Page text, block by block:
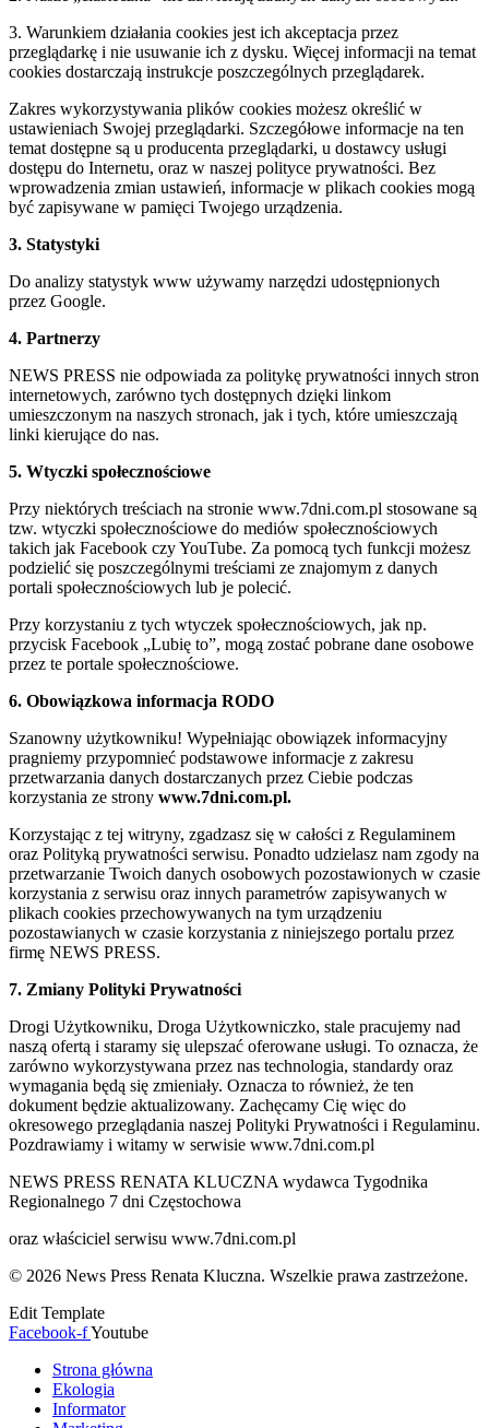
3. Warunkiem działania cookies jest ich akceptacja przez
przeglądarkę i nie usuwanie ich z dysku. Więcej informacji na temat
cookies dostarczają instrukcje poszczególnych przeglądarek.
Zakres wykorzystywania plików cookies możesz określić w
ustawieniach Swojej przeglądarki. Szczegółowe informacje na ten
temat dostępne są u producenta przeglądarki, u dostawcy usługi
dostępu do Internetu, oraz w naszej polityce prywatności. Bez
wprowadzenia zmian ustawień, informacje w plikach cookies mogą
być zapisywane w pamięci Twojego urządzenia.
3. Statystyki
Do analizy statystyk www używamy narzędzi udostępnionych
przez Google.
4. Partnerzy
NEWS PRESS nie odpowiada za politykę prywatności innych stron
internetowych, zarówno tych dostępnych dzięki linkom
umieszczonym na naszych stronach, jak i tych, które umieszczają
linki kierujące do nas.
5. Wtyczki społecznościowe
Przy niektórych treściach na stronie www.7dni.com.pl stosowane są
tzw. wtyczki społecznościowe do mediów społecznościowych
takich jak Facebook czy YouTube. Za pomocą tych funkcji możesz
podzielić się poszczególnymi treściami ze znajomym z danych
portali społecznościowych lub je polecić.
Przy korzystaniu z tych wtyczek społecznościowych, jak np.
przycisk Facebook „Lubię to”, mogą zostać pobrane dane osobowe
przez te portale społecznościowe.
6. Obowiązkowa informacja RODO
Szanowny użytkowniku! Wypełniając obowiązek informacyjny
pragniemy przypomnieć podstawowe informacje z zakresu
przetwarzania danych dostarczanych przez Ciebie podczas
korzystania ze strony www.7dni.com.pl.
Korzystając z tej witryny, zgadzasz się w całości z Regulaminem
oraz Polityką prywatności serwisu. Ponadto udzielasz nam zgody na
przetwarzanie Twoich danych osobowych pozostawionych w czasie
korzystania z serwisu oraz innych parametrów zapisywanych w
plikach cookies przechowywanych na tym urządzeniu
pozostawianych w czasie korzystania z niniejszego portalu przez
firmę NEWS PRESS.
7. Zmiany Polityki Prywatności
Drogi Użytkowniku, Droga Użytkowniczko, stale pracujemy nad
naszą ofertą i staramy się ulepszać oferowane usługi. To oznacza, że
zarówno wykorzystywana przez nas technologia, standardy oraz
wymagania będą się zmieniały. Oznacza to również, że ten
dokument będzie aktualizowany. Zachęcamy Cię więc do
okresowego przeglądania naszej Polityki Prywatności i Regulaminu.
Pozdrawiamy i witamy w serwisie www.7dni.com.pl
NEWS PRESS RENATA KLUCZNA wydawca Tygodnika
Regionalnego 7 dni Częstochowa
oraz właściciel serwisu www.7dni.com.pl
© 2026 News Press Renata Kluczna. Wszelkie prawa zastrzeżone.
Edit Template
Facebook-fYoutube
Strona główna
Ekologia
Informator